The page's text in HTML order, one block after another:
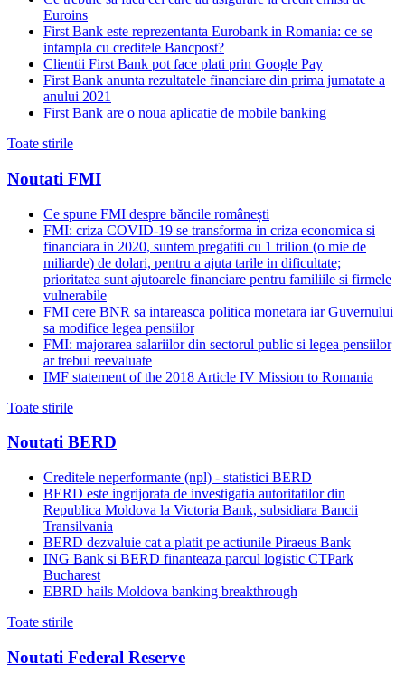
Euroins
First Bank este reprezentanta Eurobank in Romania: ce se
intampla cu creditele Bancpost?
Clientii First Bank pot face plati prin Google Pay
First Bank anunta rezultatele financiare din prima jumatate a
anului 2021
First Bank are o noua aplicatie de mobile banking
Toate stirile
Noutati FMI
Ce spune FMI despre băncile românești
FMI: criza COVID-19 se transforma in criza economica si
financiara in 2020, suntem pregatiti cu 1 trilion (o mie de
miliarde) de dolari, pentru a ajuta tarile in dificultate;
prioritatea sunt ajutoarele financiare pentru familiile si firmele
vulnerabile
FMI cere BNR sa intareasca politica monetara iar Guvernului
sa modifice legea pensiilor
FMI: majorarea salariilor din sectorul public si legea pensiilor
ar trebui reevaluate
IMF statement of the 2018 Article IV Mission to Romania
Toate stirile
Noutati BERD
Creditele neperformante (npl) - statistici BERD
BERD este ingrijorata de investigatia autoritatilor din
Republica Moldova la Victoria Bank, subsidiara Bancii
Transilvania
BERD dezvaluie cat a platit pe actiunile Piraeus Bank
ING Bank si BERD finanteaza parcul logistic CTPark
Bucharest
EBRD hails Moldova banking breakthrough
Toate stirile
Noutati Federal Reserve